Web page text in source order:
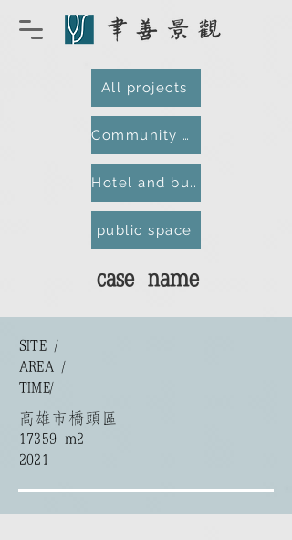
All projects
Community and Residential
Hotel and business district
public space
case name
SITE /
AREA /
​TIME/
高雄市橋頭區
17359 m2
2021